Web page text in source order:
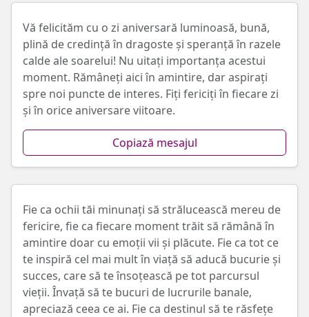
Vă felicităm cu o zi aniversară luminoasă, bună,
plină de credință în dragoste și speranță în razele
calde ale soarelui! Nu uitați importanța acestui
moment. Rămâneți aici în amintire, dar aspirați
spre noi puncte de interes. Fiți fericiți în fiecare zi
și în orice aniversare viitoare.
Copiază mesajul
Fie ca ochii tăi minunați să strălucească mereu de
fericire, fie ca fiecare moment trăit să rămână în
amintire doar cu emoții vii și plăcute. Fie ca tot ce
te inspiră cel mai mult în viață să aducă bucurie și
succes, care să te însoțească pe tot parcursul
vieții. Învață să te bucuri de lucrurile banale,
apreciază ceea ce ai. Fie ca destinul să te răsfețe